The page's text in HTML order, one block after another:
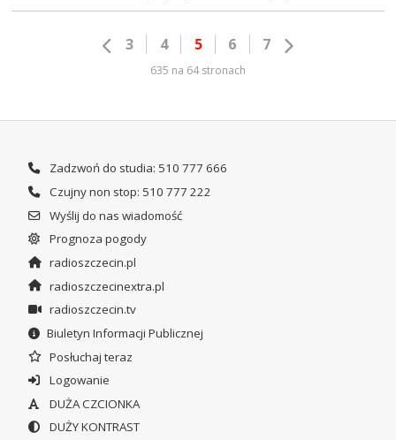
3 4 5 6 7
635 na 64 stronach
Zadzwoń do studia: 510 777 666
Czujny non stop: 510 777 222
Wyślij do nas wiadomość
Prognoza pogody
radioszczecin.pl
radioszczecinextra.pl
radioszczecin.tv
Biuletyn Informacji Publicznej
Posłuchaj teraz
Logowanie
DUŻA CZCIONKA
DUŻY KONTRAST